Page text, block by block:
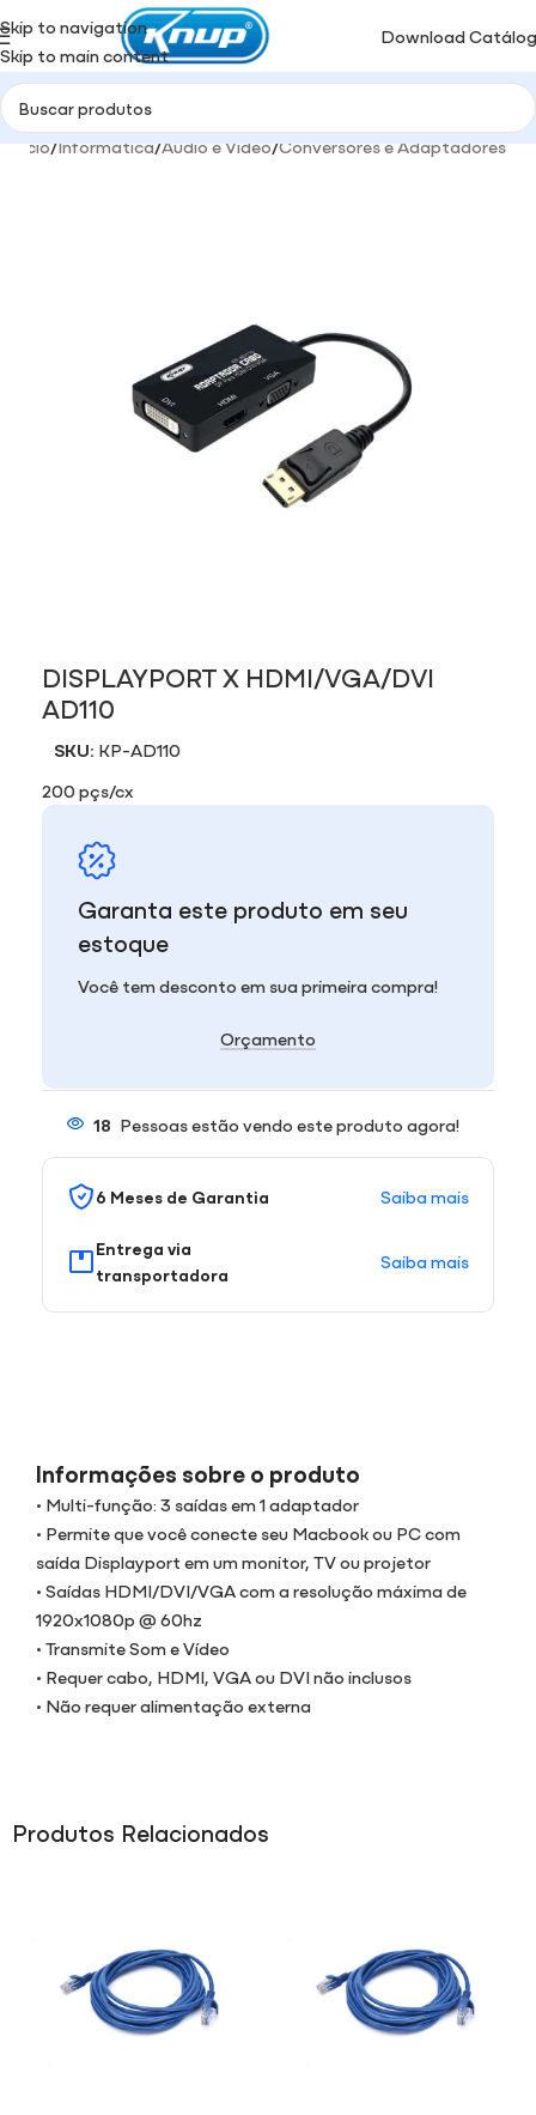
Skip to navigation
Skip to main content
Download
Início/Informática/Audio e Video/Conversores e Adaptadores
DISPLAYPORT X HDMI/VGA/DVI
AD110
SKU: KP-AD110
200 pçs/cx
Garanta este produto em seu
estoque
Você tem desconto em sua primeira compra!
Orçamento
18 Pessoas estão vendo este produto agora!
6 Meses de Garantia Saiba mais
Entrega via
transportadora
Saiba mais
Informações sobre o produto
• Multi-função: 3 saídas em 1 adaptador
• Permite que você conecte seu Macbook ou PC com
saída Displayport em um monitor, TV ou projetor
• Saídas HDMI/DVI/VGA com a resolução máxima de
1920x1080p @ 60hz
• Transmite Som e Vídeo
• Requer cabo, HDMI, VGA ou DVI não inclusos
• Não requer alimentação externa
Produtos Relacionados